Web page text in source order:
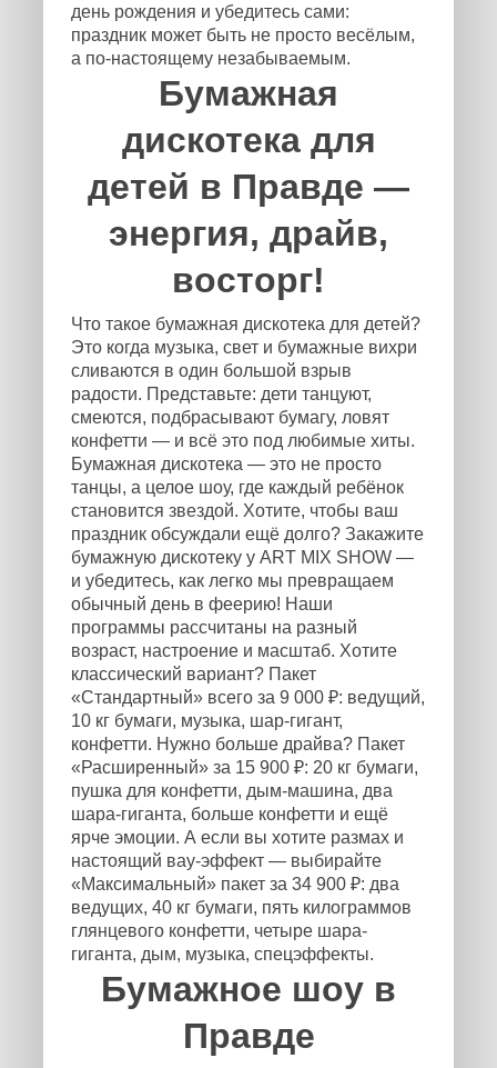
день рождения и убедитесь сами:
праздник может быть не просто весёлым,
а по-настоящему незабываемым.
Бумажная
дискотека для
детей в Правде —
энергия, драйв,
восторг!
Что такое бумажная дискотека для детей?
Это когда музыка, свет и бумажные вихри
сливаются в один большой взрыв
радости. Представьте: дети танцуют,
смеются, подбрасывают бумагу, ловят
конфетти — и всё это под любимые хиты.
Бумажная дискотека — это не просто
танцы, а целое шоу, где каждый ребёнок
становится звездой. Хотите, чтобы ваш
праздник обсуждали ещё долго? Закажите
бумажную дискотеку у ART MIX SHOW —
и убедитесь, как легко мы превращаем
обычный день в феерию! Наши
программы рассчитаны на разный
возраст, настроение и масштаб. Хотите
классический вариант? Пакет
«Стандартный» всего за 9 000 ₽: ведущий,
10 кг бумаги, музыка, шар-гигант,
конфетти. Нужно больше драйва? Пакет
«Расширенный» за 15 900 ₽: 20 кг бумаги,
пушка для конфетти, дым-машина, два
шара-гиганта, больше конфетти и ещё
ярче эмоции. А если вы хотите размах и
настоящий вау-эффект — выбирайте
«Максимальный» пакет за 34 900 ₽: два
ведущих, 40 кг бумаги, пять килограммов
глянцевого конфетти, четыре шара-
гиганта, дым, музыка, спецэффекты.
Бумажное шоу в
Правде